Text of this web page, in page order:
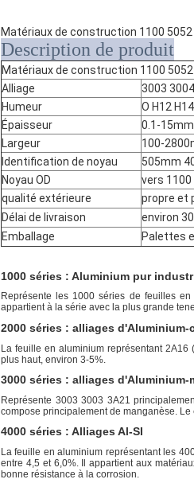
Matériaux de construction 1100 5052
Description de produit
Matériaux de construction 1100
Alliage
3003
Humeur
O H12
Épaisseur
0.1-15mm
Largeur
100-
Identification de noyau
505mm
Noyau OD
vers
qualité extérieure
propre et
Délai de livraison
environ
Emballage
Palettes
1000 séries : Aluminium pur
Représente les 1000 séries de feuilles
appartient à la série avec la plus grande
2000 séries : alliages d'Aluminium-
La feuille en aluminium représentant
plus haut, environ 3-5%.
3000 séries : alliages d'Aluminium-
Représente 3003 3003 3A21
compose principalement de manganèse.
4000 séries : Alliages Al-SI
La feuille en aluminium représentant les
entre 4,5 et 6,0%. Il appartient aux
bonne résistance à la corrosion.